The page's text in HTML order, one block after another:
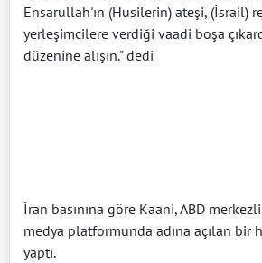
Ensarullah'ın (Husilerin) ateşi, (İsrail)
yerleşimcilere verdiği vaadi boşa
düzenine alışın." dedi
İran basınına göre Kaani, ABD
medya platformunda adına açılan bir
yaptı.